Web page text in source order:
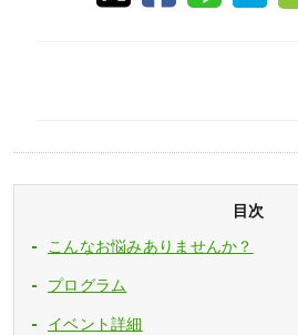
目次
こんなお悩みありませんか？
プログラム
イベント詳細